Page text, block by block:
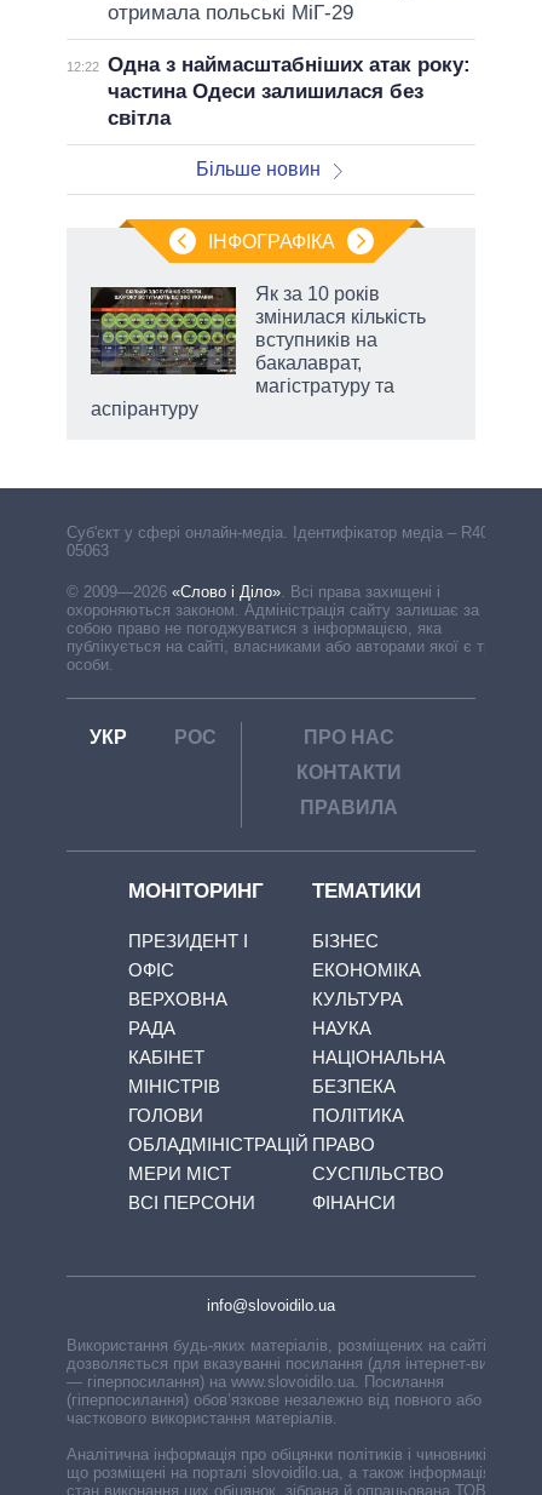
отримала польські МіГ-29
12:22 Одна з наймасштабніших атак року:
частина Одеси залишилася без
світла
Більше новин
ІНФОГРАФІКА
Як за 10 років
змінилася кількість
вступників на
бакалаврат,
магістратуру та
аспірантуру
Cуб'єкт у сфері онлайн-медіа. Ідентифікатор медіа – R40-
05063
© 2009—2026 «Слово і Діло». Всі права захищені і
охороняються законом. Адміністрація сайту залишає за
собою право не погоджуватися з інформацією, яка
публікується на сайті, власниками або авторами якої є треті
особи.
УКР РОС
ПРО НАС
КОНТАКТИ
ПРАВИЛА
МОНІТОРИНГ
ПРЕЗИДЕНТ І
ОФІС
ВЕРХОВНА
РАДА
КАБІНЕТ
МІНІСТРІВ
ГОЛОВИ
ОБЛАДМІНІСТРАЦІЙ
МЕРИ МІСТ
ВСІ ПЕРСОНИ
ТЕМАТИКИ
БІЗНЕС
ЕКОНОМІКА
КУЛЬТУРА
НАУКА
НАЦІОНАЛЬНА
БЕЗПЕКА
ПОЛІТИКА
ПРАВО
СУСПІЛЬСТВО
ФІНАНСИ
info@slovoidilo.ua
Використання будь-яких матеріалів, розміщених на сайті,
дозволяється при вказуванні посилання (для інтернет-видань
— гіперпосилання) на www.slovoidilo.ua. Посилання
(гіперпосилання) обов’язкове незалежно від повного або
часткового використання матеріалів.
Аналітична інформація про обіцянки політиків і чиновників,
що розміщені на порталі slovoidilo.ua, а також інформація про
стан виконання цих обіцянок, зібрана й опрацьована ТОВ «ІА